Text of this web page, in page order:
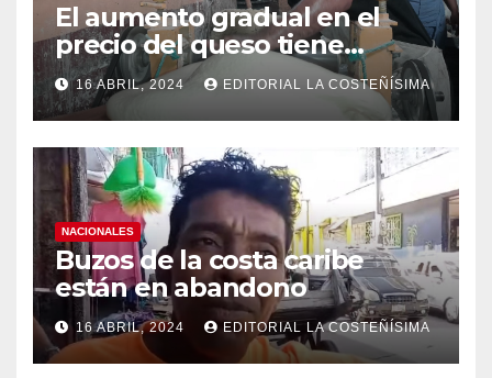
El aumento gradual en el
precio del queso tiene
efectos a las Panaderias
16 ABRIL, 2024 EDITORIAL LA COSTEÑÍSIMA
NACIONALES
Buzos de la costa caribe
están en abandono
16 ABRIL, 2024 EDITORIAL LA COSTEÑÍSIMA